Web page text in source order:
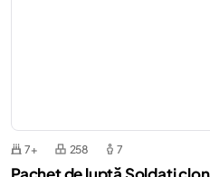
7+ 258 7